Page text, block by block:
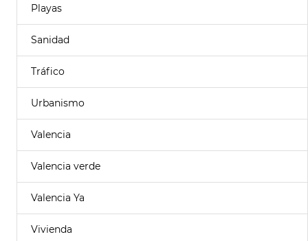
Playas
Sanidad
Tráfico
Urbanismo
Valencia
Valencia verde
Valencia Ya
Vivienda